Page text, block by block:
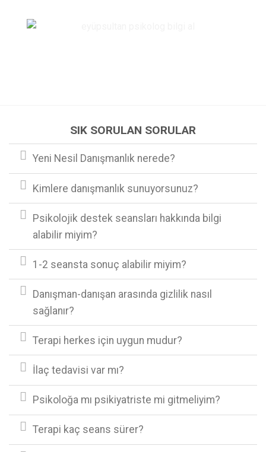
SIK SORULAN SORULAR
Yeni Nesil Danışmanlık nerede?
Kimlere danışmanlık sunuyorsunuz?
Psikolojik destek seansları hakkında bilgi
alabilir miyim?
1-2 seansta sonuç alabilir miyim?
Danışman-danışan arasında gizlilik nasıl
sağlanır?
Terapi herkes için uygun mudur?
İlaç tedavisi var mı?
Psikoloğa mı psikiyatriste mi gitmeliyim?
Terapi kaç seans sürer?